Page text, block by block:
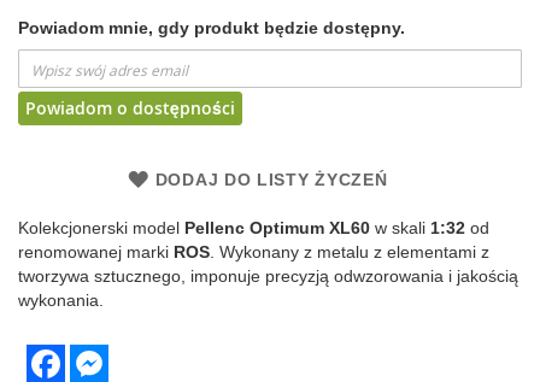
Powiadom mnie, gdy produkt będzie dostępny.
Powiadom o dostępności
DODAJ DO LISTY ŻYCZEŃ
Kolekcjonerski model Pellenc Optimum XL60 w skali 1:32 od
renomowanej marki ROS . Wykonany z metalu z elementami z
tworzywa sztucznego, imponuje precyzją odwzorowania i jakością
wykonania.
Facebook